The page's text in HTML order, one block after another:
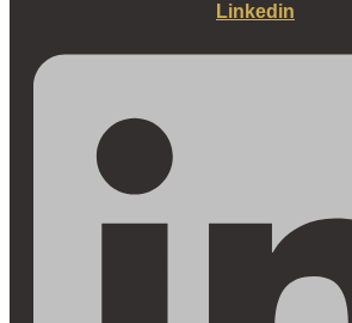
Linkedin